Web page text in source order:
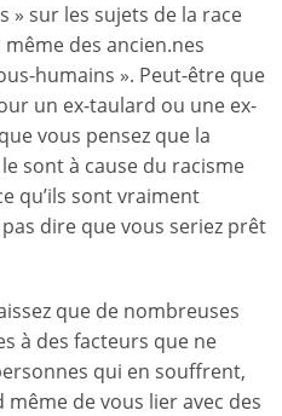
» sur les sujets de la race
des ancien.nes
humains ». Peut-être que
un ex-taulard ou une ex-
vous pensez que la
sont à cause du racisme
qu’ils sont vraiment
dire que vous seriez prêt
que de nombreuses
à des facteurs que ne
qui en souffrent,
de vous lier avec des